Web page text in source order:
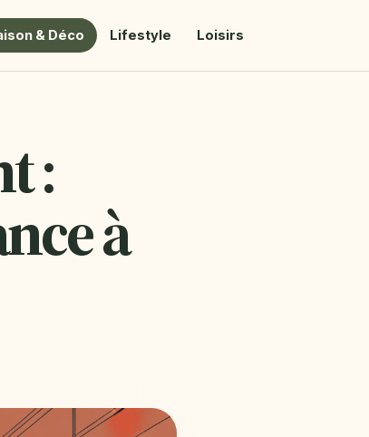
& Déco Lifestyle Loisirs
:
à